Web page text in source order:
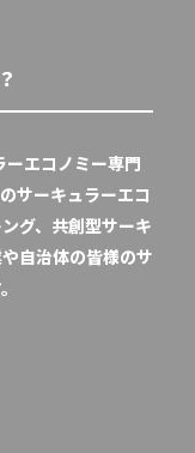
エコノミー専門
サーキュラーエコ
グ、共創型サーキ
自治体の皆様のサ